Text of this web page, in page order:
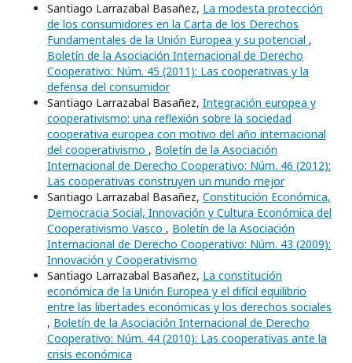
Santiago Larrazabal Basañez, La modesta protección
de los consumidores en la Carta de los Derechos
Fundamentales de la Unión Europea y su potencial ,
Boletín de la Asociación Internacional de Derecho
Cooperativo: Núm. 45 (2011): Las cooperativas y la
defensa del consumidor
Santiago Larrazabal Basañez, Integración europea y
cooperativismo: una reflexión sobre la sociedad
cooperativa europea con motivo del año internacional
del cooperativismo , Boletín de la Asociación
Internacional de Derecho Cooperativo: Núm. 46 (2012):
Las cooperativas construyen un mundo mejor
Santiago Larrazabal Basañez, Constitución Económica,
Democracia Social, Innovación y Cultura Económica del
Cooperativismo Vasco , Boletín de la Asociación
Internacional de Derecho Cooperativo: Núm. 43 (2009):
Innovación y Cooperativismo
Santiago Larrazabal Basañez, La constitución
económica de la Unión Europea y el difícil equilibrio
entre las libertades económicas y los derechos sociales
, Boletín de la Asociación Internacional de Derecho
Cooperativo: Núm. 44 (2010): Las cooperativas ante la
crisis económica